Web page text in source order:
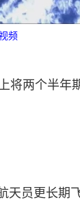
频
将两个半年
员更长期